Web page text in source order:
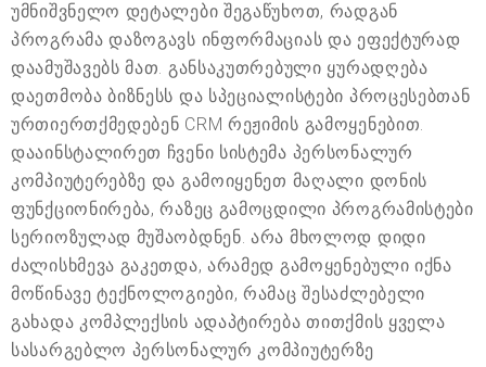
უმნიშვნელო დეტალები შეგაწუხოთ, რადგან
პროგრამა დაზოგავს ინფორმაციას და ეფექტურად
დაამუშავებს მათ. განსაკუთრებული ყურადღება
დაეთმობა ბიზნესს და სპეციალისტები პროცესებთან
ურთიერთქმედებენ CRM რეჟიმის გამოყენებით.
დააინსტალირეთ ჩვენი სისტემა პერსონალურ
კომპიუტერებზე და გამოიყენეთ მაღალი დონის
ფუნქციონირება, რაზეც გამოცდილი პროგრამისტები
სერიოზულად მუშაობდნენ. არა მხოლოდ დიდი
ძალისხმევა გაკეთდა, არამედ გამოყენებული იქნა
მოწინავე ტექნოლოგიები, რამაც შესაძლებელი
გახადა კომპლექსის ადაპტირება თითქმის ყველა
სასარგებლო პერსონალურ კომპიუტერზე